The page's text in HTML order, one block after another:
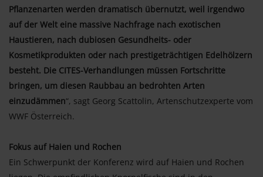
Pflanzenarten werden dramatisch übernutzt, weil irgendwo
auf der Welt eine massive Nachfrage nach exotischen
Haustieren, nach dubiosen Gesundheits- oder
Kosmetikprodukten oder nach prestigeträchtigen Edelhölzern
besteht. Die CITES-Verhandlungen müssen Fortschritte
bringen, um diesen Raubbau an bedrohten Arten
einzudämmen“, sagt Georg Scattolin, Artenschutzexperte vom
WWF Österreich.
Fokus auf Haien und Rochen
Ein Schwerpunkt der Konferenz wird auf Haien und Rochen